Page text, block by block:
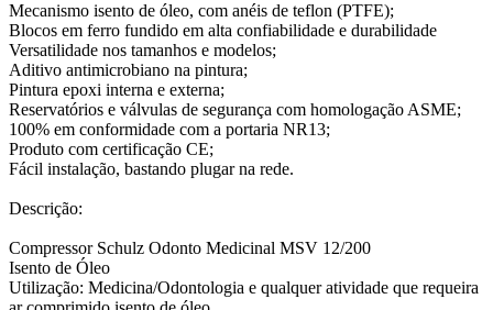
Mecanismo isento de óleo, com anéis de teflon (PTFE);
Blocos em ferro fundido em alta confiabilidade e durabilidade
Versatilidade nos tamanhos e modelos;
Aditivo antimicrobiano na pintura;
Pintura epoxi interna e externa;
Reservatórios e válvulas de segurança com homologação ASME;
100% em conformidade com a portaria NR13;
Produto com certificação CE;
Fácil instalação, bastando plugar na rede.
Descrição:
Compressor Schulz Odonto Medicinal MSV 12/200
Isento de Óleo
Utilização: Medicina/Odontologia e qualquer atividade que requeira